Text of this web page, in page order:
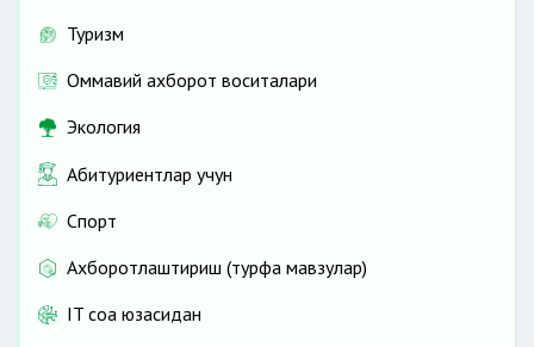
Туризм
Оммавий ахборот воситалари
Экология
Абитуриентлар учун
Спорт
Ахборотлаштириш (турфа мавзулар)
IT соҳа юзасидан